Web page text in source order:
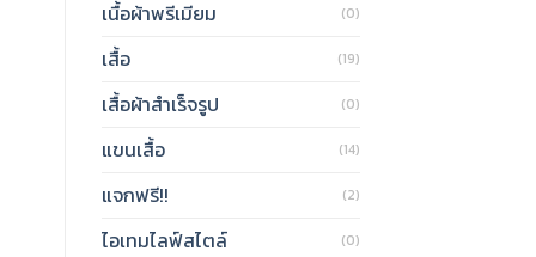
เนื้อผ้าพรีเมียม (0)
เสื้อ (19)
เสื้อผ้าสำเร็จรูป (0)
แขนเสื้อ (14)
แจกฟรี!! (2)
ไอเทมไลฟ์สไตล์ (0)